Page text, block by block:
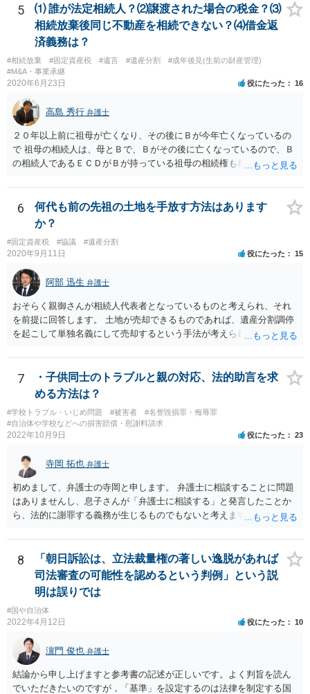
がしております。 ネットでさがすとあまりの多さに戸惑っておりま
す。 どの方にお願いしても同じなのでしょうか。 話してみた感じや説
明など、いろいろ考慮して判断することになります。 書類が届いたば
かりで不安でしょうから、どこかしら相談に行ってみると良いと思い
ます。 複数の弁護士に相談されて決められるケースもありますし、は
じめに相談したところで依頼しなければならないわけではありませ
ん。
5
⑴ 誰が法定相続人？⑵譲渡された場合の税金？⑶
相続放棄後同じ不動産を相続できない？⑷借金返
済義務は？
#相続放棄 #固定資産税 #遺言 #遺産分割
#成年後見(生前の財産管理)
#M&A・事業承継
2020年6月23日 役にたった 16
高島 秀行 弁護士
２０年以上前に祖母が亡くなり、その後にＢが今年亡くなっているの
で 祖母の相続人は、母とＢで、Ｂがその後に亡くなっているので、Ｂ
の相続人であるＥＣＤがＢが持っている祖母の相続権も相続すること
Ｅも行う必要があります。 Ｂの配偶者であるＥは常にＢの相続人とな
ります。
6
何代も前の先祖の土地を手放す方法はあります
か？
#固定資産税 #協議 #遺産分割
2020年9月11日 役にたった 15
阿部 迅生 弁護士
おそらく親御さんが相続人代表者となっているものと考えられ、それ
を前提に回答します。 土地が売却できるものであれば、遺産分割調停
を起こして単独名義にして売却するという手法が考えられます。 相続
ではないです。問題は売却できる土地かどうかとどの程度で売却でき
るかになります。 売却できない又は売却できたとしてもわずかな金額
であるとなれば、共有持ち分の放棄ができるかの検討になりますが、
放棄できたとしても時間と費用はかかるので、固定資産税の金額と比
較して費用対効果があるかどうかという検討になります。
7
・子供同士のトラブルと親の対応、法的助言を求
める方法は？
#学校トラブル・いじめ問題 #被害者
#名誉毀損罪・侮辱罪
#自治体や学校などへの損害賠償・慰謝料請求
2022年10月9日 役にたった 23
寺岡 拓也 弁護士
初めまして、弁護士の寺岡と申します。 弁護士に相談することに問題
はありませんし、息子さんが「弁護士に相談する」と発言したことか
ら、法的に謝罪する義務が生じるものでもないと考えます。 経緯から
す。 子どもの専門相談窓口もありますし、一度相談だけでもしてはい
かがでしょうか。
8
「朝日訴訟は、立法裁量権の著しい逸脱があれば
司法審査の可能性を認めるという判例」という説
明は誤りでは
#国や自治体
2022年4月12日 役にたった 10
濵門 俊也 弁護士
結論から申し上げますと参考書の記述が正しいです。よく判旨を読ん
でいただきたいのですが，「基準」を設定するのは法律を制定する国